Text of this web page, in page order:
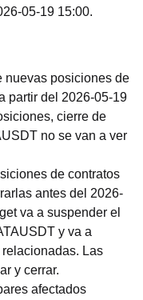
05-19 15:00.
nuevas posiciones de
partir del 2026-05-19
cierre de
no se van a ver
de contratos
antes del 2026-
va a suspender el
y va a
Las
y cerrar.
afectados